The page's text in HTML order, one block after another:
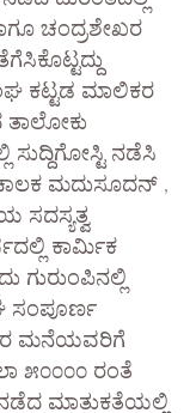
ಚಂದ್ರಶೇಖರ
ಕಟ್ಟಡ ಮಾಲಿಕರ
ತಾಲೋಕು
ಸುದ್ದಿಗೋಸ್ಟಿ ನಡೆಸಿ
ಮದುಸೂದನ್ ,
ಸದಸ್ಯತ್ವ
ಕಾರ್ಮಿಕ
ಗುರುಂಪಿನಲ್ಲಿ
ಸಂಪೂರ್ಣ
ಮನೆಯವರಿಗೆ
೫೦೦೦೦ ರಂತೆ
ಮಾತುಕತೆಯಲ್ಲಿ